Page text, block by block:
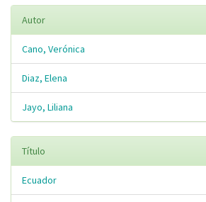
Autor
Cano, Verónica
Diaz, Elena
Jayo, Liliana
Título
Ecuador